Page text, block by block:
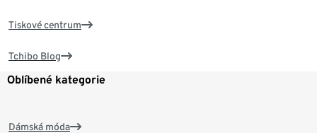
Tiskové centrum
Tchibo Blog
Oblíbené kategorie
Dámská móda